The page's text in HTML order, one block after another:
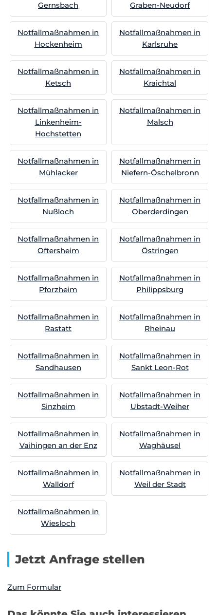
Gernsbach
Graben-Neudorf
Notfallmaßnahmen in
Hockenheim
Notfallmaßnahmen in
Karlsruhe
Notfallmaßnahmen in
Ketsch
Notfallmaßnahmen in
Kraichtal
Notfallmaßnahmen in
Linkenheim-
Hochstetten
Notfallmaßnahmen in
Malsch
Notfallmaßnahmen in
Mühlacker
Notfallmaßnahmen in
Niefern-Öschelbronn
Notfallmaßnahmen in
Nußloch
Notfallmaßnahmen in
Oberderdingen
Notfallmaßnahmen in
Oftersheim
Notfallmaßnahmen in
Östringen
Notfallmaßnahmen in
Pforzheim
Notfallmaßnahmen in
Philippsburg
Notfallmaßnahmen in
Rastatt
Notfallmaßnahmen in
Rheinau
Notfallmaßnahmen in
Sandhausen
Notfallmaßnahmen in
Sankt Leon-Rot
Notfallmaßnahmen in
Sinzheim
Notfallmaßnahmen in
Ubstadt-Weiher
Notfallmaßnahmen in
Vaihingen an der Enz
Notfallmaßnahmen in
Waghäusel
Notfallmaßnahmen in
Walldorf
Notfallmaßnahmen in
Weil der Stadt
Notfallmaßnahmen in
Wiesloch
Jetzt Anfrage stellen
Zum Formular